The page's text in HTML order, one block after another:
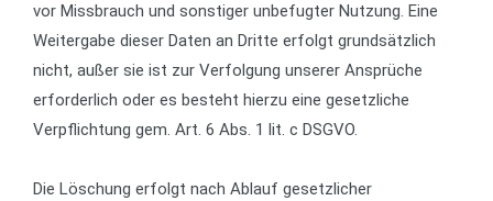
vor Missbrauch und sonstiger unbefugter Nutzung. Eine
Weitergabe dieser Daten an Dritte erfolgt grundsätzlich
nicht, außer sie ist zur Verfolgung unserer Ansprüche
erforderlich oder es besteht hierzu eine gesetzliche
Verpflichtung gem. Art. 6 Abs. 1 lit. c DSGVO.
Die Löschung erfolgt nach Ablauf gesetzlicher